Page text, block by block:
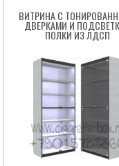
ВИТРИНА С
ДВЕРКАМИ И
ПОЛКИ ИЗ ЛДСП